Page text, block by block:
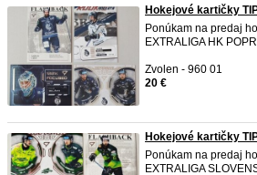
Hokejové kartičky
Ponúkam na predaj
EXTRALIGA HK
Zvolen - 960 01
20 €
Hokejové kartičky
Ponúkam na predaj
EXTRALIGA